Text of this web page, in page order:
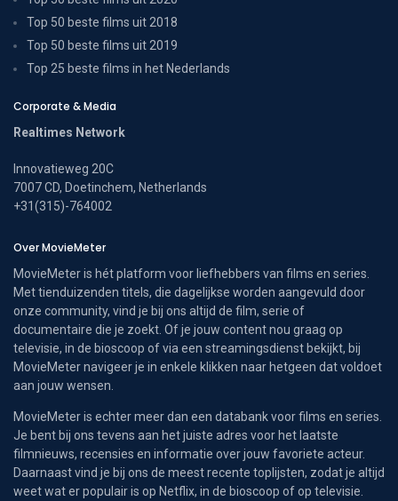
Top 50 beste films uit 2018
Top 50 beste films uit 2019
Top 25 beste films in het Nederlands
Corporate & Media
Realtimes Network
Innovatieweg 20C
7007 CD, Doetinchem, Netherlands
+31(315)-764002
Over MovieMeter
MovieMeter is hét platform voor liefhebbers van films en series.
Met tienduizenden titels, die dagelijkse worden aangevuld door
onze community, vind je bij ons altijd de film, serie of
documentaire die je zoekt. Of je jouw content nou graag op
televisie, in de bioscoop of via een streamingsdienst bekijkt, bij
MovieMeter navigeer je in enkele klikken naar hetgeen dat voldoet
aan jouw wensen.
MovieMeter is echter meer dan een databank voor films en series.
Je bent bij ons tevens aan het juiste adres voor het laatste
filmnieuws, recensies en informatie over jouw favoriete acteur.
Daarnaast vind je bij ons de meest recente toplijsten, zodat je altijd
weet wat er populair is op Netflix, in de bioscoop of op televisie.